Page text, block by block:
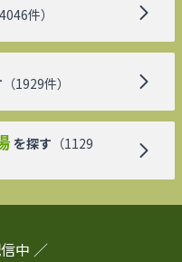
4046件）
（1929件）
を探す （1129
中 ／